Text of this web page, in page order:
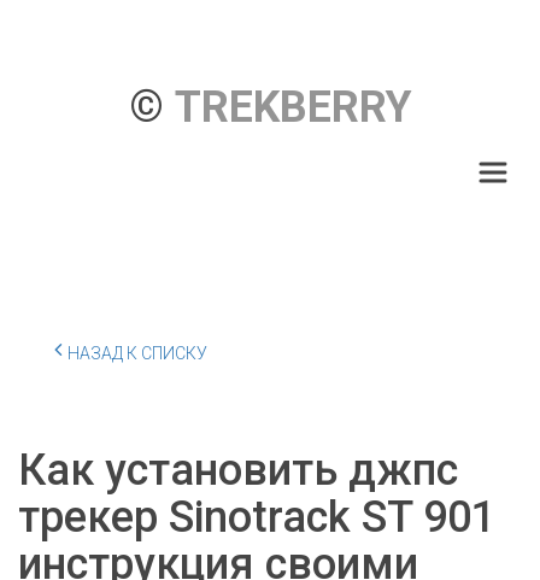
© TREKBERRY
НАЗАД К СПИСКУ
Как установить джпс
трекер Sinotrack ST 901
инструкция своими